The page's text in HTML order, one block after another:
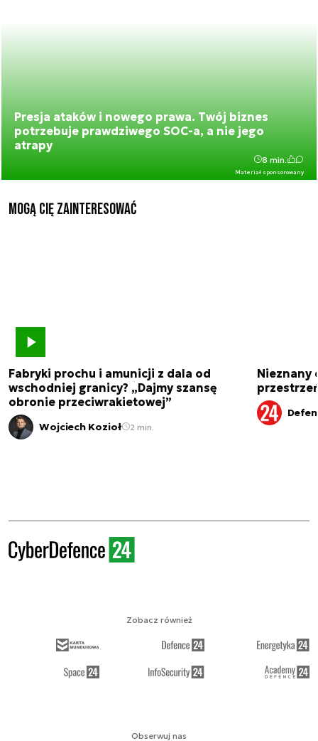
Presja ataków i nowego prawa. Twój biznes
potrzebuje prawdziwego SOC-a, a nie jego
atrapy
Materiał sponsorowany
8 min.
Mogą Cię zainteresować
Fabryki prochu i amunicji z dala od
wschodniej granicy? „Dajmy szansę
obronie przeciwrakietowej”
Wojciech Kozioł 2 min.
Nieznany
Obserwuj nas
Zobacz również